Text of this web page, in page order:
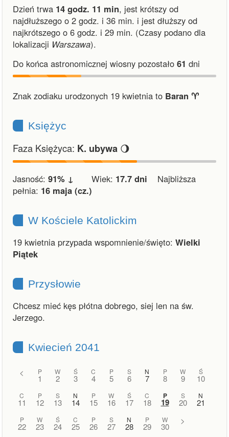
Dzień trwa 14 godz. 11 min, jest krótszy od
najdłuższego o 2 godz. i 36 min. i jest dłuższy od
najkrótszego o 6 godz. i 29 min. (Czasy podano dla
lokalizacji Warszawa).
Do końca astronomicznej wiosny pozostało 61 dni
Znak zodiaku urodzonych 19 kwietnia to Baran ♈︎
Księżyc
Faza Księżyca: K. ubywa 🌖
Jasność: 91% ↓ Wiek: 17.7 dni Najbliższa
pełnia: 16 maja (cz.)
W Kościele Katolickim
19 kwietnia przypada wspomnienie/święto: Wielki
Piątek
Przysłowie
Chcesz mieć kęs płótna dobrego, siej len na św.
Jerzego.
Kwiecień 2041
< P
1
W
2
Ś
3
C
4
P
5
S
6
N
7
P
8
W
9
Ś
10
C
11
P
12
S
13
N
14
P
15
W
16
Ś
17
C
18
P
19
S
20
N
21
P
22
W
23
Ś
24
C
25
P
26
S
27
N
28
P
29
W
30
>